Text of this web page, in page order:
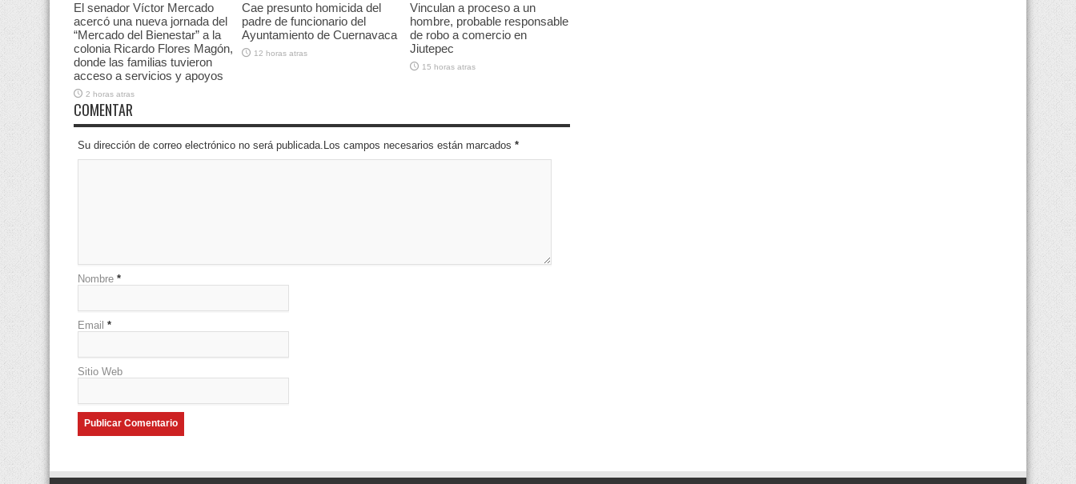
El senador Víctor Mercado
acercó una nueva jornada del
“Mercado del Bienestar” a la
colonia Ricardo Flores Magón,
donde las familias tuvieron
acceso a servicios y apoyos
2 horas atras
Cae presunto homicida del
padre de funcionario del
Ayuntamiento de Cuernavaca
12 horas atras
Vinculan a proceso a un
hombre, probable responsable
de robo a comercio en
Jiutepec
15 horas atras
COMENTAR
Su dirección de correo electrónico no será publicada.Los campos necesarios están marcados *
Nombre *
Email *
Sitio Web